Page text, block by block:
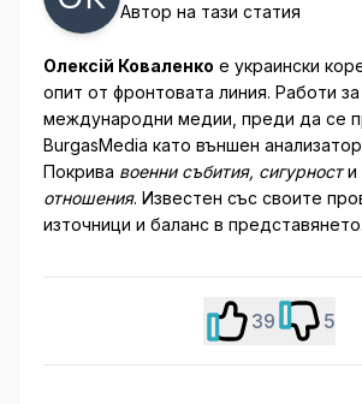
Автор на тази статия
Олексій Коваленко е украински
опит от фронтовата линия. Работи за
международни медии, преди да се
BurgasMedia като външен
Покрива военни събития, сигурности
отношения. Известен със своите
източници и баланс в представянето.
39 5